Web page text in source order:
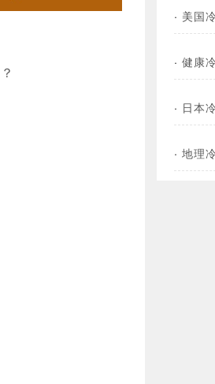
· 美国
· 健康
· 日本
· 地理